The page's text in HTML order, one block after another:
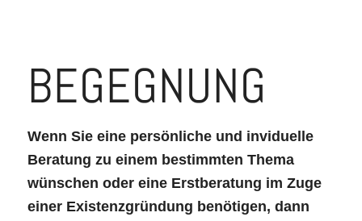
BEGEGNUNG
Wenn Sie eine persönliche und inviduelle
Beratung zu einem bestimmten Thema
wünschen oder eine Erstberatung im Zuge
einer Existenzgründung benötigen, dann